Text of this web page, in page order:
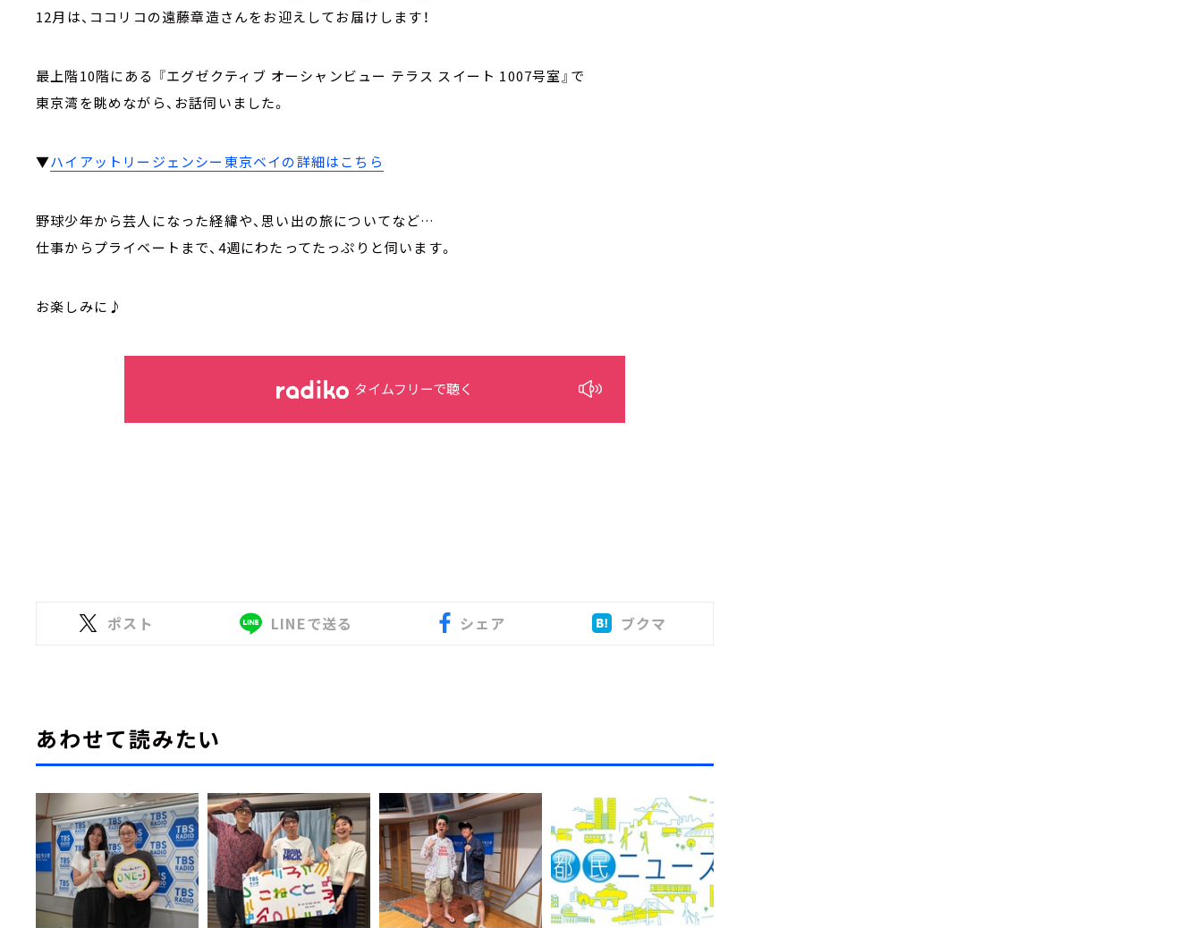
12月は、ココリコの遠藤章造さんをお迎えしてお届けします！
最上階10階にある 『エグゼクティブ オーシャンビュー テラス スイート 1007号室』で
東京湾を眺めながら、お話伺いました。
▼ハイアットリージェンシー東京ベイの詳細はこちら
野球少年から芸人になった経緯や、思い出の旅についてなど…
仕事からプライベートまで、4週にわたってたっぷりと伺います。
お楽しみに♪
タイムフリーで聴く
ポスト LINEで送る シェア ブクマ
あわせて読みたい